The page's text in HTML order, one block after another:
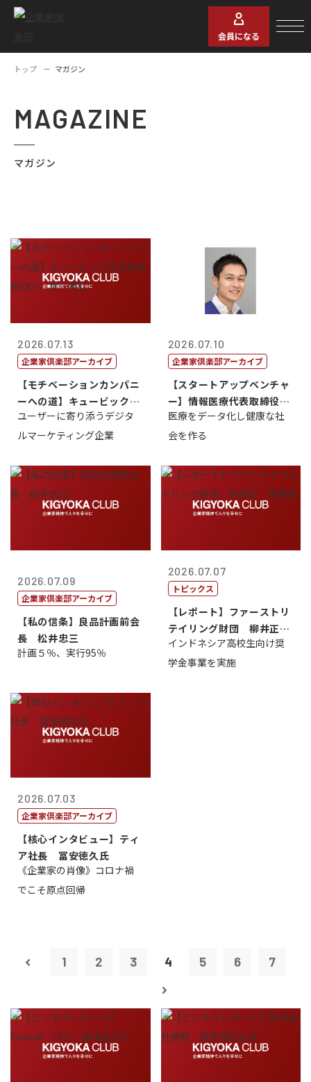
会員になる
トップ マガジン
MAGAZINE
マガジン
2026.07.13
企業家倶楽部アーカイブ
【モチベーションカンパニ
ーへの道】キュービック代
表取締役CE...
ユーザーに寄り添うデジタ
ルマーケティング企業
2026.07.10
企業家倶楽部アーカイブ
【スタートアップベンチャ
ー】情報医療代表取締役
原 聖吾
医療をデータ化し健康な社
会を作る
2026.07.09
企業家倶楽部アーカイブ
【私の信条】良品計画前会
長 松井忠三
計画５％、実行95％
2026.07.07
トピックス
【レポート】ファーストリ
テイリング財団 柳井正
理事長
インドネシア高校生向け奨
学金事業を実施
2026.07.03
企業家倶楽部アーカイブ
【核心インタビュー】ティ
ア社長 冨安徳久氏
《企業家の肖像》コロナ禍
でこそ原点回帰
1 2 3 4 5 6 7